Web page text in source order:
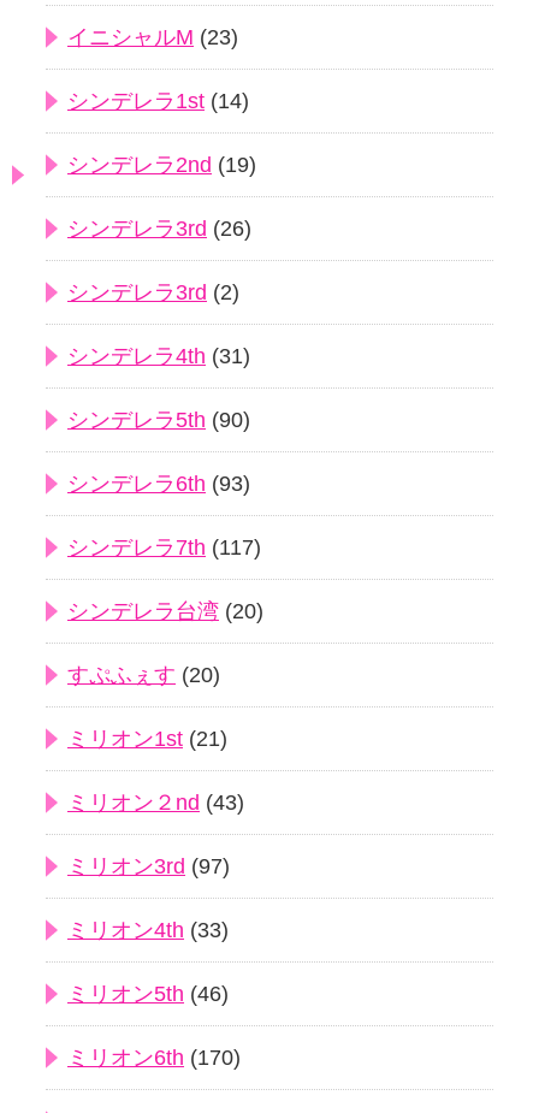
イニシャルM (23)
シンデレラ1st (14)
シンデレラ2nd (19)
シンデレラ3rd (26)
シンデレラ3rd (2)
シンデレラ4th (31)
シンデレラ5th (90)
シンデレラ6th (93)
シンデレラ7th (117)
シンデレラ台湾 (20)
すぷふぇす (20)
ミリオン1st (21)
ミリオン２nd (43)
ミリオン3rd (97)
ミリオン4th (33)
ミリオン5th (46)
ミリオン6th (170)